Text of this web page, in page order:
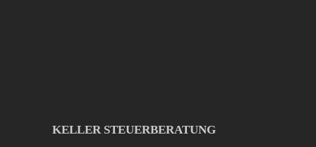
KELLER STEUERBERATUNG